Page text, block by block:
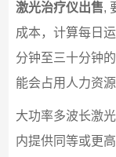
激光治疗仪出售,
成本，计算每日
分钟至三十分钟
能会占用人力资
大功率多波长激
内提供同等或更